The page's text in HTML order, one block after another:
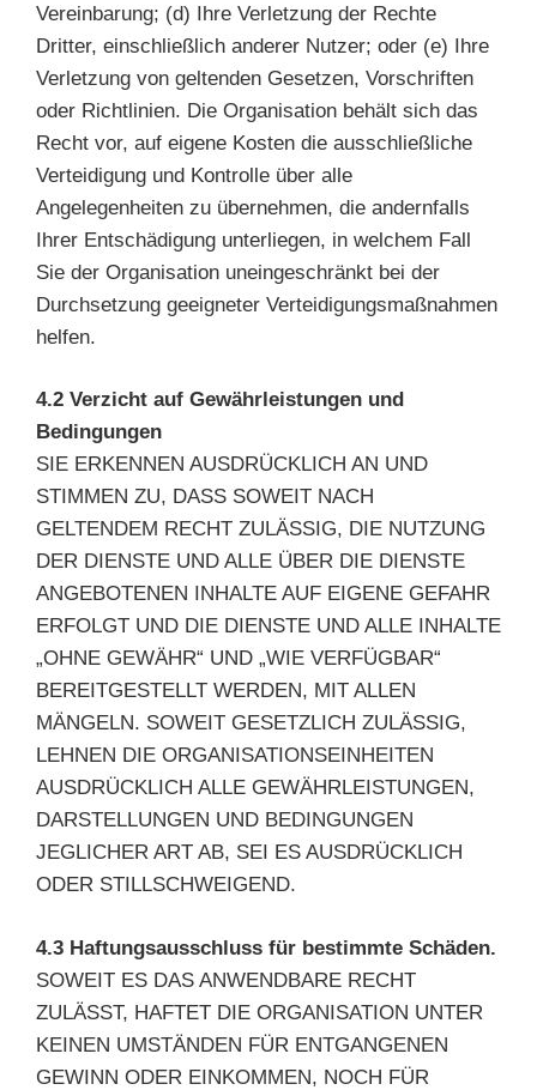
Vereinbarung; (d) Ihre Verletzung der Rechte
Dritter, einschließlich anderer Nutzer; oder (e) Ihre
Verletzung von geltenden Gesetzen, Vorschriften
oder Richtlinien. Die Organisation behält sich das
Recht vor, auf eigene Kosten die ausschließliche
Verteidigung und Kontrolle über alle
Angelegenheiten zu übernehmen, die andernfalls
Ihrer Entschädigung unterliegen, in welchem Fall
Sie der Organisation uneingeschränkt bei der
Durchsetzung geeigneter Verteidigungsmaßnahmen
helfen.
4.2 Verzicht auf Gewährleistungen und
Bedingungen
SIE ERKENNEN AUSDRÜCKLICH AN UND
STIMMEN ZU, DASS SOWEIT NACH
GELTENDEM RECHT ZULÄSSIG, DIE NUTZUNG
DER DIENSTE UND ALLE ÜBER DIE DIENSTE
ANGEBOTENEN INHALTE AUF EIGENE GEFAHR
ERFOLGT UND DIE DIENSTE UND ALLE INHALTE
„OHNE GEWÄHR“ UND „WIE VERFÜGBAR“
BEREITGESTELLT WERDEN, MIT ALLEN
MÄNGELN. SOWEIT GESETZLICH ZULÄSSIG,
LEHNEN DIE ORGANISATIONSEINHEITEN
AUSDRÜCKLICH ALLE GEWÄHRLEISTUNGEN,
DARSTELLUNGEN UND BEDINGUNGEN
JEGLICHER ART AB, SEI ES AUSDRÜCKLICH
ODER STILLSCHWEIGEND.
4.3 Haftungsausschluss für bestimmte Schäden.
SOWEIT ES DAS ANWENDBARE RECHT
ZULÄSST, HAFTET DIE ORGANISATION UNTER
KEINEN UMSTÄNDEN FÜR ENTGANGENEN
GEWINN ODER EINKOMMEN, NOCH FÜR